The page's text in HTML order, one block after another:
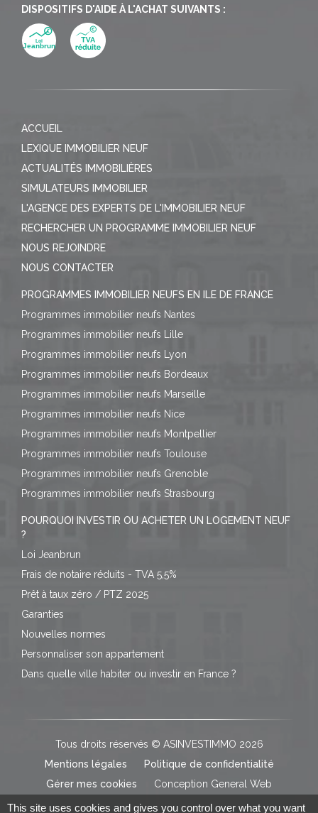
DISPOSITIFS D'AIDE À L'ACHAT SUIVANTS :
ACCUEIL
LEXIQUE IMMOBILIER NEUF
ACTUALITÉS IMMOBILIÈRES
SIMULATEURS IMMOBILIER
L'AGENCE DES EXPERTS DE L'IMMOBILIER NEUF
RECHERCHER UN PROGRAMME IMMOBILIER NEUF
NOUS REJOINDRE
NOUS CONTACTER
PROGRAMMES IMMOBILIER NEUFS EN ILE DE FRANCE
Programmes immobilier neufs Nantes
Programmes immobilier neufs Lille
Programmes immobilier neufs Lyon
Programmes immobilier neufs Bordeaux
Programmes immobilier neufs Marseille
Programmes immobilier neufs Nice
Programmes immobilier neufs Montpellier
Programmes immobilier neufs Toulouse
Programmes immobilier neufs Grenoble
Programmes immobilier neufs Strasbourg
POURQUOI INVESTIR OU ACHETER UN LOGEMENT NEUF
?
Loi Jeanbrun
Frais de notaire réduits - TVA 5,5%
Prêt à taux zéro / PTZ 2025
Garanties
Nouvelles normes
Personnaliser son appartement
Dans quelle ville habiter ou investir en France ?
Tous droits réservés © ASINVESTIMMO 2026
Mentions légales
Politique de confidentialité
Gérer mes cookies
Conception General Web
This site uses cookies and gives you control over what you want